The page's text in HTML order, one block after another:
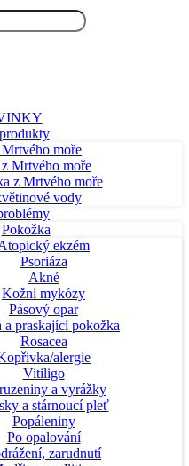
moře
Mrtvého moře
z Mrtvého moře
vody
Pokožka
ekzém
Psoriáza
Akné
Kožní mykózy
Pásový opar
a praskající pokožka
Rosacea
alergie
Vitiligo
a vyrážky
a stárnoucí pleť
Popáleniny
Po opalování
zarudnutí